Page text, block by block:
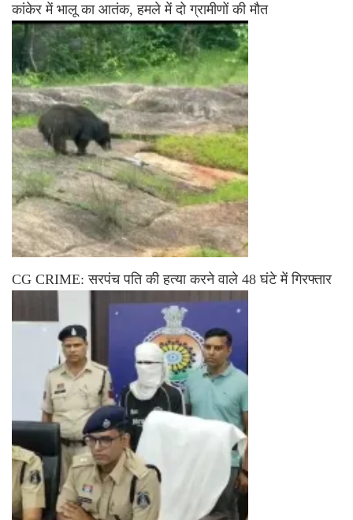
कांकेर में भालू का आतंक, हमले में दो ग्रामीणों की मौत
CG CRIME: सरपंच पति की हत्या करने वाले 48 घंटे में गिरफ्तार